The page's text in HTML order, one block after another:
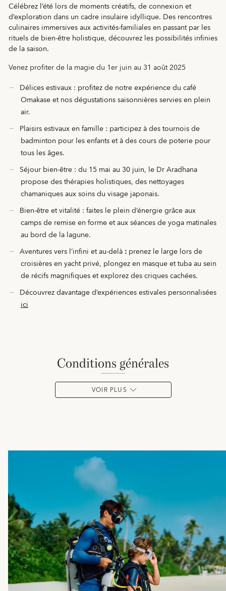
Célébrez l’été lors de moments créatifs, de connexion et
d’exploration dans un cadre insulaire idyllique. Des rencontres
culinaires immersives aux activités‑familiales en passant par les
rituels de bien-être holistique, découvrez les possibilités infinies
de la saison.
Venez profiter de la magie du 1er juin au 31 août 2025
Délices estivaux : profitez de notre expérience du café
Omakase et nos dégustations saisonnières servies en plein
air.
Plaisirs estivaux en famille : participez à des tournois de
badminton pour les enfants et à des cours de poterie pour
tous les âges.
Séjour bien-être : du 15 mai au 30 juin, le Dr Aradhana
propose des thérapies holistiques, des nettoyages
chamaniques aux soins du visage japonais.
Bien-être et vitalité : faites le plein d’énergie grâce aux
camps de remise en forme et aux séances de yoga matinales
au bord de la lagune.
Aventures vers l’infini et au-delà : prenez le large lors de
croisières en yacht privé, plongez en masque et tuba au sein
de récifs magnifiques et explorez des criques cachées.
Découvrez davantage d’expériences estivales personnalisées
ici
conditions générales
VOIR PLUS